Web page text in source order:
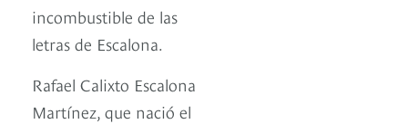
incombustible de las
letras de Escalona.
Rafael Calixto Escalona
Martínez, que nació el